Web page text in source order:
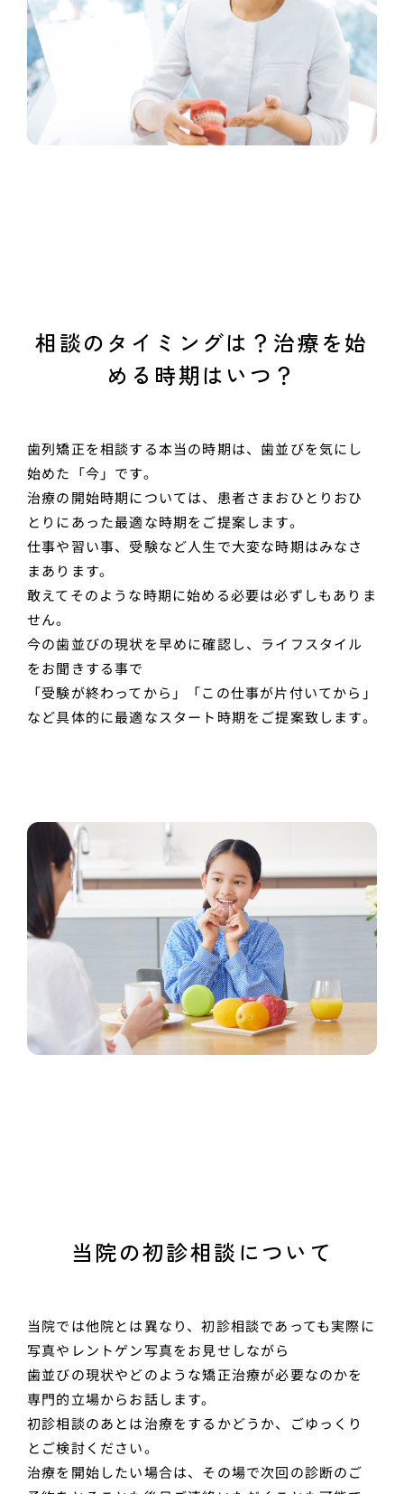
相談のタイミングは？治療を始
める時期はいつ？
歯列矯正を相談する本当の時期は、歯並びを気にし
始めた「今」です。
治療の開始時期については、患者さまおひとりおひ
とりにあった最適な時期をご提案します。
仕事や習い事、受験など人生で大変な時期はみなさ
まあります。
敢えてそのような時期に始める必要は必ずしもありま
せん。
今の歯並びの現状を早めに確認し、ライフスタイル
をお聞きする事で
「受験が終わってから」「この仕事が片付いてから」
など具体的に最適なスタート時期をご提案致します。
当院の初診相談について
当院では他院とは異なり、初診相談であっても実際に
写真やレントゲン写真をお見せしながら
歯並びの現状やどのような矯正治療が必要なのかを
専門的立場からお話します。
初診相談のあとは治療をするかどうか、ごゆっくり
とご検討ください。
治療を開始したい場合は、その場で次回の診断のご